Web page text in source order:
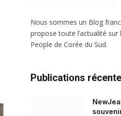
Nous sommes un Blog
propose toute l’actualité
People de Corée du Sud.
Publications